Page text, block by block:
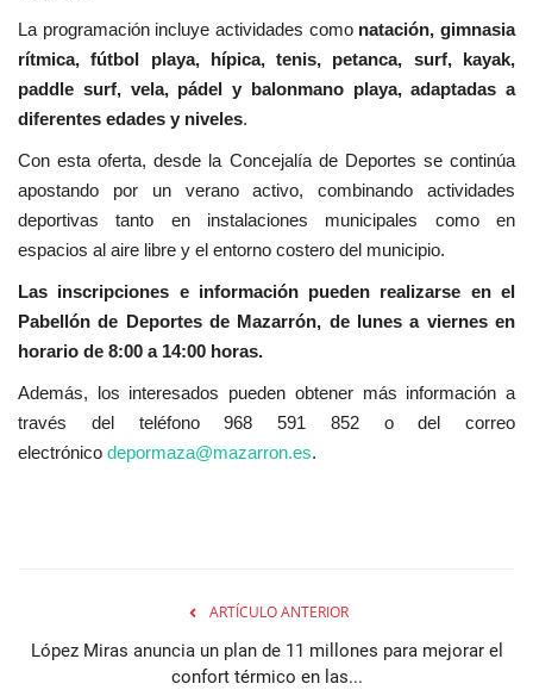
La programación incluye actividades como natación, gimnasia
rítmica, fútbol playa, hípica, tenis, petanca, surf, kayak,
paddle surf, vela, pádel y balonmano playa, adaptadas a
diferentes edades y niveles.
Con esta oferta, desde la Concejalía de Deportes se continúa
apostando por un verano activo, combinando actividades
deportivas tanto en instalaciones municipales como en
espacios al aire libre y el entorno costero del municipio.
Las inscripciones e información pueden realizarse en el
Pabellón de Deportes de Mazarrón, de lunes a viernes en
horario de 8:00 a 14:00 horas.
Además, los interesados pueden obtener más información a
través del teléfono 968 591 852 o del correo
electrónico depormaza@mazarron.es.
ARTÍCULO ANTERIOR
López Miras anuncia un plan de 11 millones para mejorar el
confort térmico en las...